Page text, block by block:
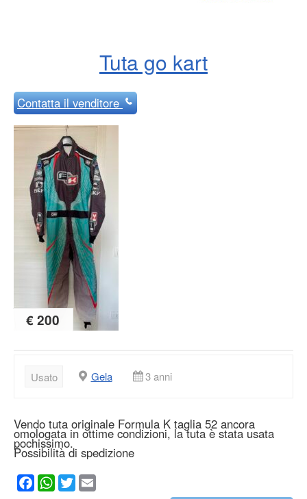
Tuta go kart
Contattail venditore
€ 200
Usato Gela 3 anni
Vendo tuta originale Formula K taglia 52 ancora
omologata in ottime condizioni, la tuta è stata usata
pochissimo.
Possibilità di spedizione
Facebook
WhatsApp
Twitter